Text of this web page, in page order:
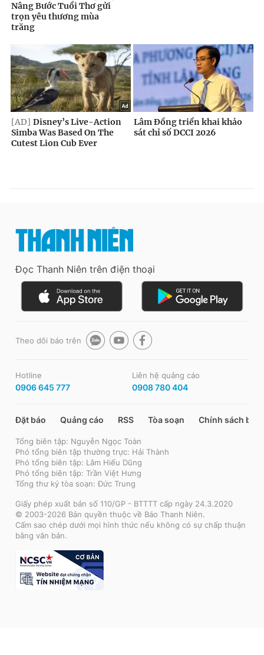
Đọc Thanh Niên trên điện thoại
Theo dõi báo trên
Hotline
0906 645 777
Liên hệ quảng cáo
0908 780 404
Đặt báo Quảng cáo RSS Tòa soạn Chính sách bảo
Tổng biên tập: Nguyễn Ngọc Toàn
Phó tổng biên tập thường trực: Hải Thành
Phó tổng biên tập: Lâm Hiếu Dũng
Phó tổng biên tập: Trần Việt Hưng
Tổng thư ký tòa soạn: Đức Trung
Giấy phép xuất bản số 110/GP - BTTTT cấp ngày 24.3.2020
© 2003-2026 Bản quyền thuộc về Báo Thanh Niên.
Cấm sao chép dưới mọi hình thức nếu không có sự chấp thuận
bằng văn bản.